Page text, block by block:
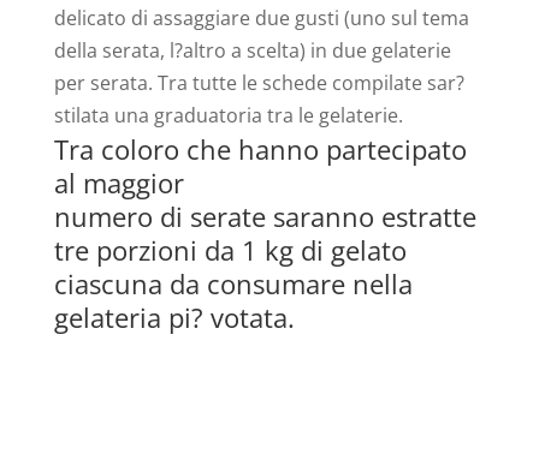
delicato di assaggiare due gusti (uno sul tema
della serata, l?altro a scelta) in due gelaterie
per serata. Tra tutte le schede compilate sar?
stilata una graduatoria tra le gelaterie.
Tra coloro che hanno partecipato
al maggior
numero di serate saranno estratte
tre porzioni da 1 kg di gelato
ciascuna da consumare nella
gelateria pi? votata.